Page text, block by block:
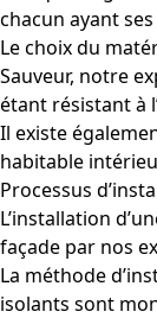
chacun ayant
Le choix du
Sauveur, notre
étant résistant à
Il existe
habitable
Processus
L’installation
façade par nos
La méthode
isolants sont